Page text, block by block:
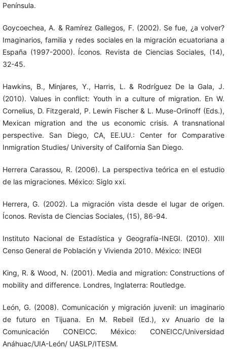
Península.
Goycoechea, A. & Ramírez Gallegos, F. (2002). Se fue, ¿a volver?
Imaginarios, familia y redes sociales en la migración ecuatoriana a
España (1997-2000). Íconos. Revista de Ciencias Sociales, (14),
32-45.
Hawkins, B., Minjares, Y., Harris, L. & Rodríguez De la Gala, J.
(2010). Values in conflict: Youth in a culture of migration. En W.
Cornelius, D. Fitzgerald, P. Lewin Fischer & L. Muse-Orlinoff (Eds.),
Mexican migration and the us economic crisis. A transnational
perspective. San Diego, CA, EE.UU.: Center for Comparative
Inmigration Studies/ University of California San Diego.
Herrera Carassou, R. (2006). La perspectiva teórica en el estudio
de las migraciones. México: Siglo xxi.
Herrera, G. (2002). La migración vista desde el lugar de origen.
Íconos. Revista de Ciencias Sociales, (15), 86-94.
Instituto Nacional de Estadística y Geografía-INEGI. (2010). XIII
Censo General de Población y Vivienda 2010. México: INEGI
King, R. & Wood, N. (2001). Media and migration: Constructions of
mobility and difference. Londres, Inglaterra: Routledge.
León, G. (2008). Comunicación y migración juvenil: un imaginario
de futuro en Tijuana. En M. Rebeil (Ed.), xv Anuario de la
Comunicación CONEICC. México: CONEICC/Universidad
Anáhuac/UIA-León/ UASLP/ITESM.